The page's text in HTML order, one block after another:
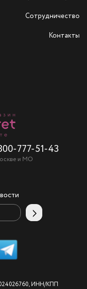
777-51-43
и МО
Сотрудничество
Контакты
ИНН/КПП